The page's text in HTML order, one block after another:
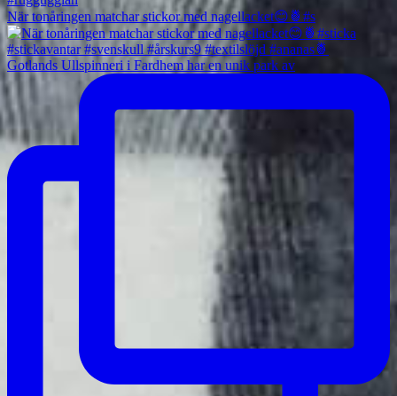
När tonåringen matchar stickor med nagellacket😊🍍#s
Gotlands Ullspinneri i Fardhem har en unik park av